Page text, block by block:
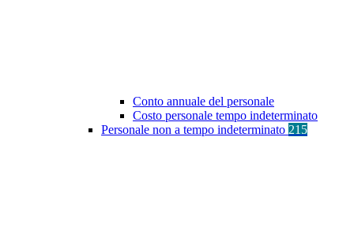
Conto annuale del personale
Costo personale tempo indeterminato
Personale non a tempo indeterminato 215